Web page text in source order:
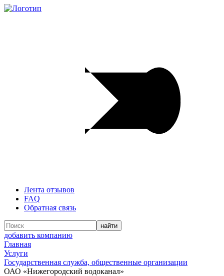
Лента отзывов
FAQ
Обратная связь
добавить компанию
Главная
Услуги
Государственная служба, общественные организации
ОАО «Нижегородский водоканал»